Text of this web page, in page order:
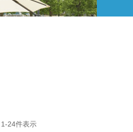
1-24件表示